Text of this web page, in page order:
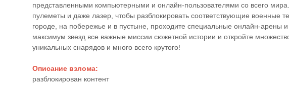
представленными компьютерными и онлайн-пользователями со всего
пулеметы и даже лазер, чтобы разблокировать соответствующие военные
городе, на побережье и в пустыне, проходите специальные онлайн-
максимум звезд все важные миссии сюжетной истории и откройте
уникальных снарядов и много всего крутого!
Описание взлома:
разблокирован контент